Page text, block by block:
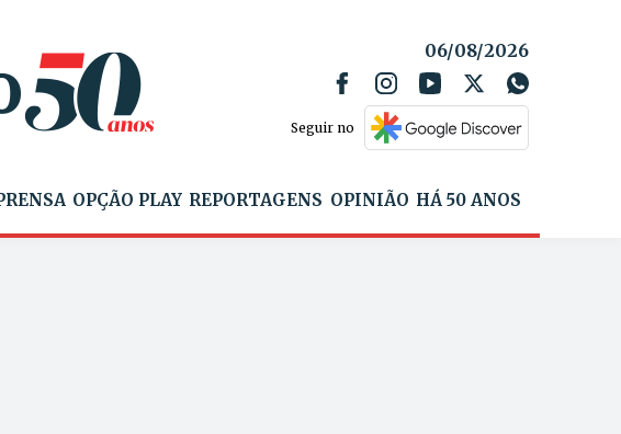
06/08/2026
Seguir no
OPÇÃO PLAY REPORTAGENS OPINIÃO HÁ 50 ANOS